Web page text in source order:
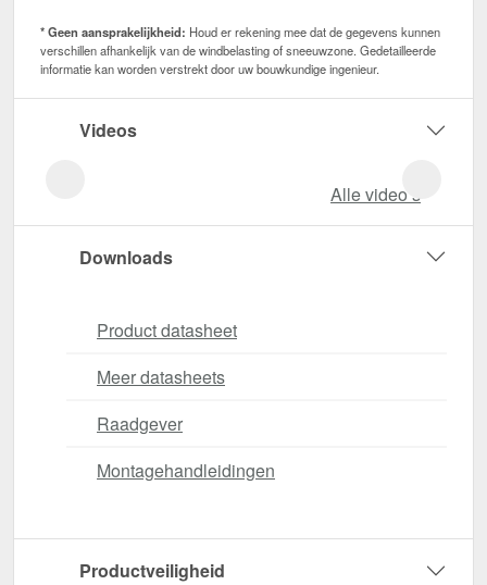
* Geen aansprakelijkheid: Houd er rekening mee dat de gegevens kunnen
verschillen afhankelijk van de windbelasting of sneeuwzone. Gedetailleerde
informatie kan worden verstrekt door uw bouwkundige ingenieur.
Videos
Alle video‘s
Downloads
Product datasheet
Meer datasheets
Raadgever
Montagehandleidingen
Productveiligheid